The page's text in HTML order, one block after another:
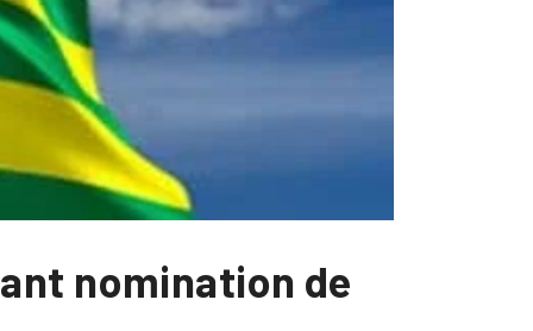
nomination de